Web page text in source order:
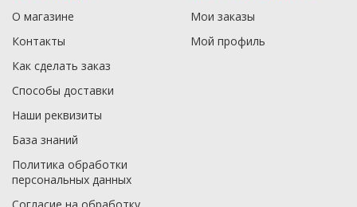
О магазине
Контакты
Как сделать заказ
Способы доставки
Наши реквизиты
База знаний
Политика обработки
персональных данных
Мои заказы
Мой профиль